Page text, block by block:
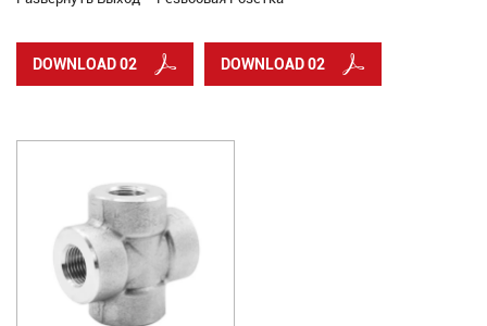
DOWNLOAD 02 DOWNLOAD 02